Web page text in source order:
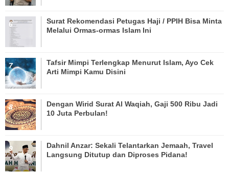
Surat Rekomendasi Petugas Haji / PPIH Bisa Minta
Melalui Ormas-ormas Islam Ini
Tafsir Mimpi Terlengkap Menurut Islam, Ayo Cek
Arti Mimpi Kamu Disini
Dengan Wirid Surat Al Waqiah, Gaji 500 Ribu Jadi
10 Juta Perbulan!
Dahnil Anzar: Sekali Telantarkan Jemaah, Travel
Langsung Ditutup dan Diproses Pidana!